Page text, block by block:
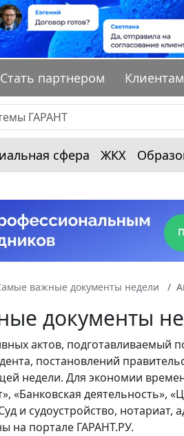
Стать партнером Клиентам
сфера ЖКХ
важные документы недели
документы
актов, подготавливаемый
постановлений
недели. Для экономии
«Банковская
и судоустройство,
на портале ГАРАНТ.РУ.